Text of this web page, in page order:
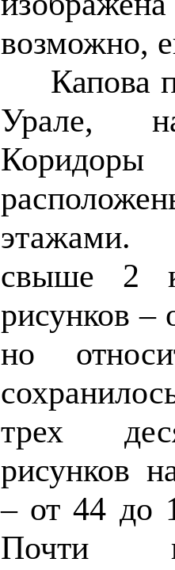
возможно,
Капова
Урале,
свыше 2
рисунков –
но
трех
рисунков
– от 44 до
Почти